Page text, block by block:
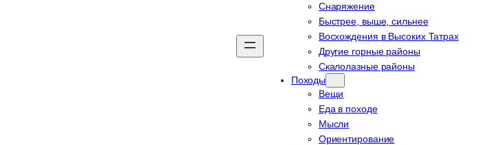
Снаряжение
Быстрее, выше, сильнее
Восхождения в Высоких Татрах
Другие горные районы
Скалолазные районы
Походы
Вещи
Еда в походе
Мысли
Ориентирование